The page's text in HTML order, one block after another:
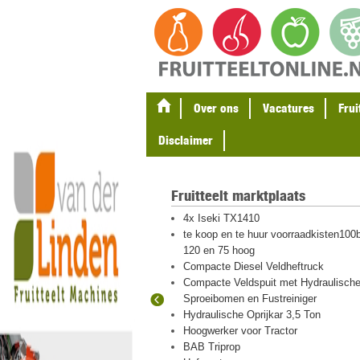
Over ons Vacatures
Disclaimer
en
met
Fruitteelt marktplaats
4x Iseki TX1410
te koop en te huur
120 en 75 hoog
Compacte Diesel Veldheftruck
Compacte Veldspuit met Hydraulische
Sproeibomen en Fustreiniger
Hydraulische Oprijkar 3,5 Ton
Hoogwerker voor Tractor
BAB Triprop